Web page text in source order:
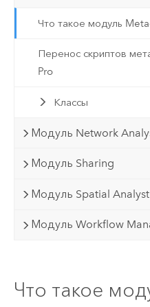
Что такое модуль
Перенос скриптов
Pro
Классы
Модуль Network
Модуль Sharing
Модуль Spatial Analyst
Модуль Workflow
Что такое